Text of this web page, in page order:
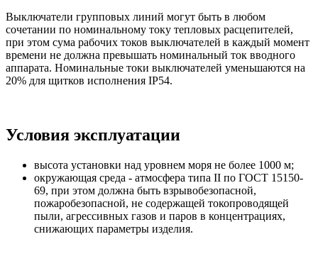
Выключатели групповых линий могут быть в любом
сочетании по номинальному току тепловых расцепителей,
при этом сума рабочих токов выключателей в каждый момент
времени не должна превышать номинальный ток вводного
аппарата. Номинальные токи выключателей уменьшаются на
20% для щитков исполнения IP54.
Условия эксплуатации
высота установки над уровнем моря не более 1000 м;
окружающая среда - атмосфера типа II по ГОСТ 15150-
69, при этом должна быть взрывобезопасной,
пожаробезопасной, не содержащей токопроводящей
пыли, агрессивных газов и паров в концентрациях,
снижающих параметры изделия.